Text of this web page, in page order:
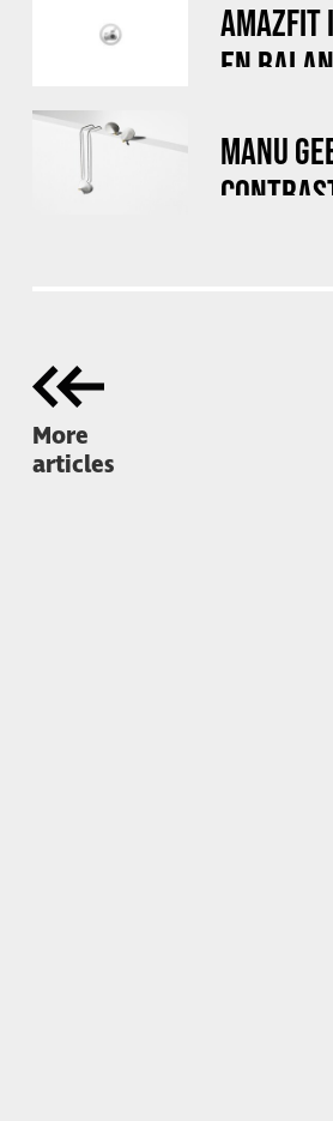
AMAZFIT
EN
MANU
More
articles